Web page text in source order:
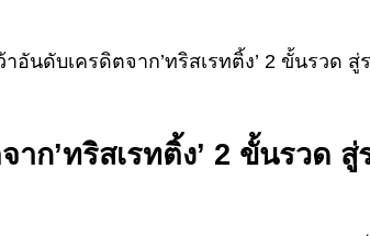
าอันดับเครดิตจาก’ทริสเรทติ้ง’ 2 ขั้นรวด สู่ร
ก’ทริสเรทติ้ง’ 2 ขั้นรวด สู่